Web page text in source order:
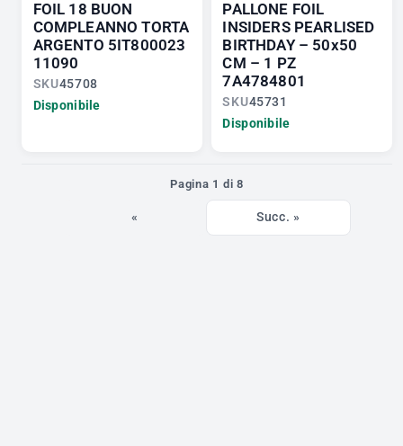
FOIL 18 BUON
COMPLEANNO TORTA
ARGENTO 5IT800023
11090
SKU45708
Disponibile
PALLONE FOIL
INSIDERS PEARLISED
BIRTHDAY – 50x50
CM – 1 PZ
7A4784801
SKU45731
Disponibile
Pagina 1 di 8
« Succ. »